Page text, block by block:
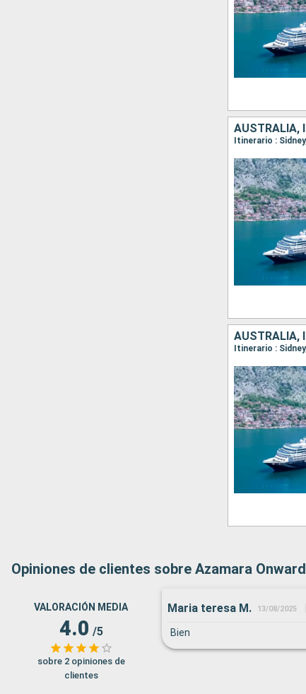
Opiniones de clientes sobre Azamara Onward
VALORACIÓN MEDIA
4.0 /5
sobre 2 opiniones de
clientes
Maria teresa M. 13/08/2025
Bien